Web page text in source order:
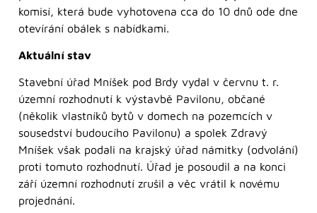
komisí, která bude vyhotovena cca do 10 dnů ode dne
otevírání obálek s nabídkami.
Aktuální stav
Stavební úřad Mníšek pod Brdy vydal v červnu t. r.
územní rozhodnutí k výstavbě Pavilonu, občané
(několik vlastníků bytů v domech na pozemcích v
sousedství budoucího Pavilonu) a spolek Zdravý
Mníšek však podali na krajský úřad námitky (odvolání)
proti tomuto rozhodnutí. Úřad je posoudil a na konci
září územní rozhodnutí zrušil a věc vrátil k novému
projednání.